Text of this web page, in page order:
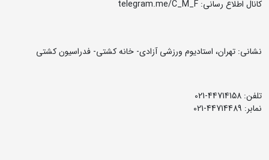
کانال اطلاع رسانی: telegram.me/C_M_F
نشانی: تهران، استادیوم ورزشی آزادی- خانه کشتی- فدراسیون کشتی
تلفن: 44714158-021
نمابر: 44714489-021